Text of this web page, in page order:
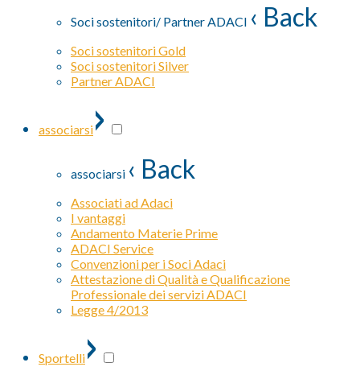
Soci sostenitori/ Partner ADACI ‹ Back
Soci sostenitori Gold
Soci sostenitori Silver
Partner ADACI
associarsi›
associarsi ‹ Back
Associati ad Adaci
I vantaggi
Andamento Materie Prime
ADACI Service
Convenzioni per i Soci Adaci
Attestazione di Qualità e Qualificazione
Professionale dei servizi ADACI
Legge 4/2013
Sportelli›